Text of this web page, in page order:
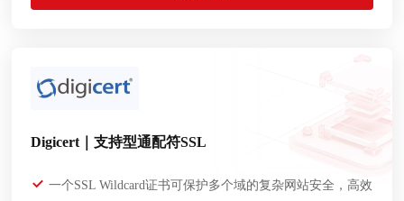
Digicert｜支持型通配符SSL
一个SSL Wildcard证书可保护多个域的复杂网站安全，高效